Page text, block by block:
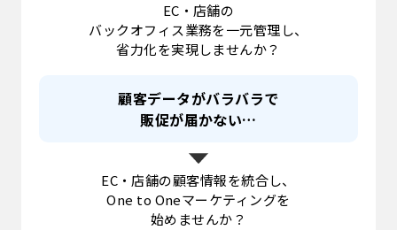
EC・店舗の
バックオフィス業務を一元管理し、
省力化を実現しませんか？
顧客データがバラバラで
販促が届かない…
EC・店舗の顧客情報を統合し、
One to Oneマーケティングを
始めませんか？